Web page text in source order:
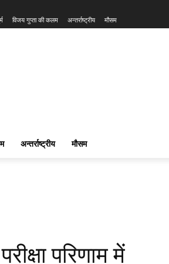
विजय गुप्ता की कलम अन्तर्राष्ट्रीय मौसम
अन्तर्राष्ट्रीय मौसम
परिणाम में